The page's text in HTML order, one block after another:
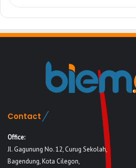
Contact
Office:
Jl. Gagunung No. 12, Curug Sekolah,
Bagendung, Kota Cilegon,